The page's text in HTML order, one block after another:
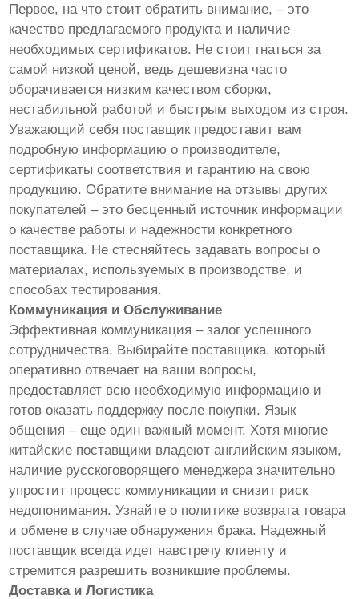
Первое, на что стоит обратить внимание, – это
качество предлагаемого продукта и наличие
необходимых сертификатов. Не стоит гнаться за
самой низкой ценой, ведь дешевизна часто
оборачивается низким качеством сборки,
нестабильной работой и быстрым выходом из строя.
Уважающий себя поставщик предоставит вам
подробную информацию о производителе,
сертификаты соответствия и гарантию на свою
продукцию. Обратите внимание на отзывы других
покупателей – это бесценный источник информации
о качестве работы и надежности конкретного
поставщика. Не стесняйтесь задавать вопросы о
материалах, используемых в производстве, и
способах тестирования.
Коммуникация и Обслуживание
Эффективная коммуникация – залог успешного
сотрудничества. Выбирайте поставщика, который
оперативно отвечает на ваши вопросы,
предоставляет всю необходимую информацию и
готов оказать поддержку после покупки. Язык
общения – еще один важный момент. Хотя многие
китайские поставщики владеют английским языком,
наличие русскоговорящего менеджера значительно
упростит процесс коммуникации и снизит риск
недопонимания. Узнайте о политике возврата товара
и обмене в случае обнаружения брака. Надежный
поставщик всегда идет навстречу клиенту и
стремится разрешить возникшие проблемы.
Доставка и Логистика